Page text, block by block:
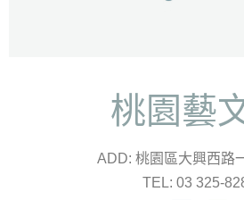
桃園藝
ADD: 桃園區大興西路
TEL: 03 325-